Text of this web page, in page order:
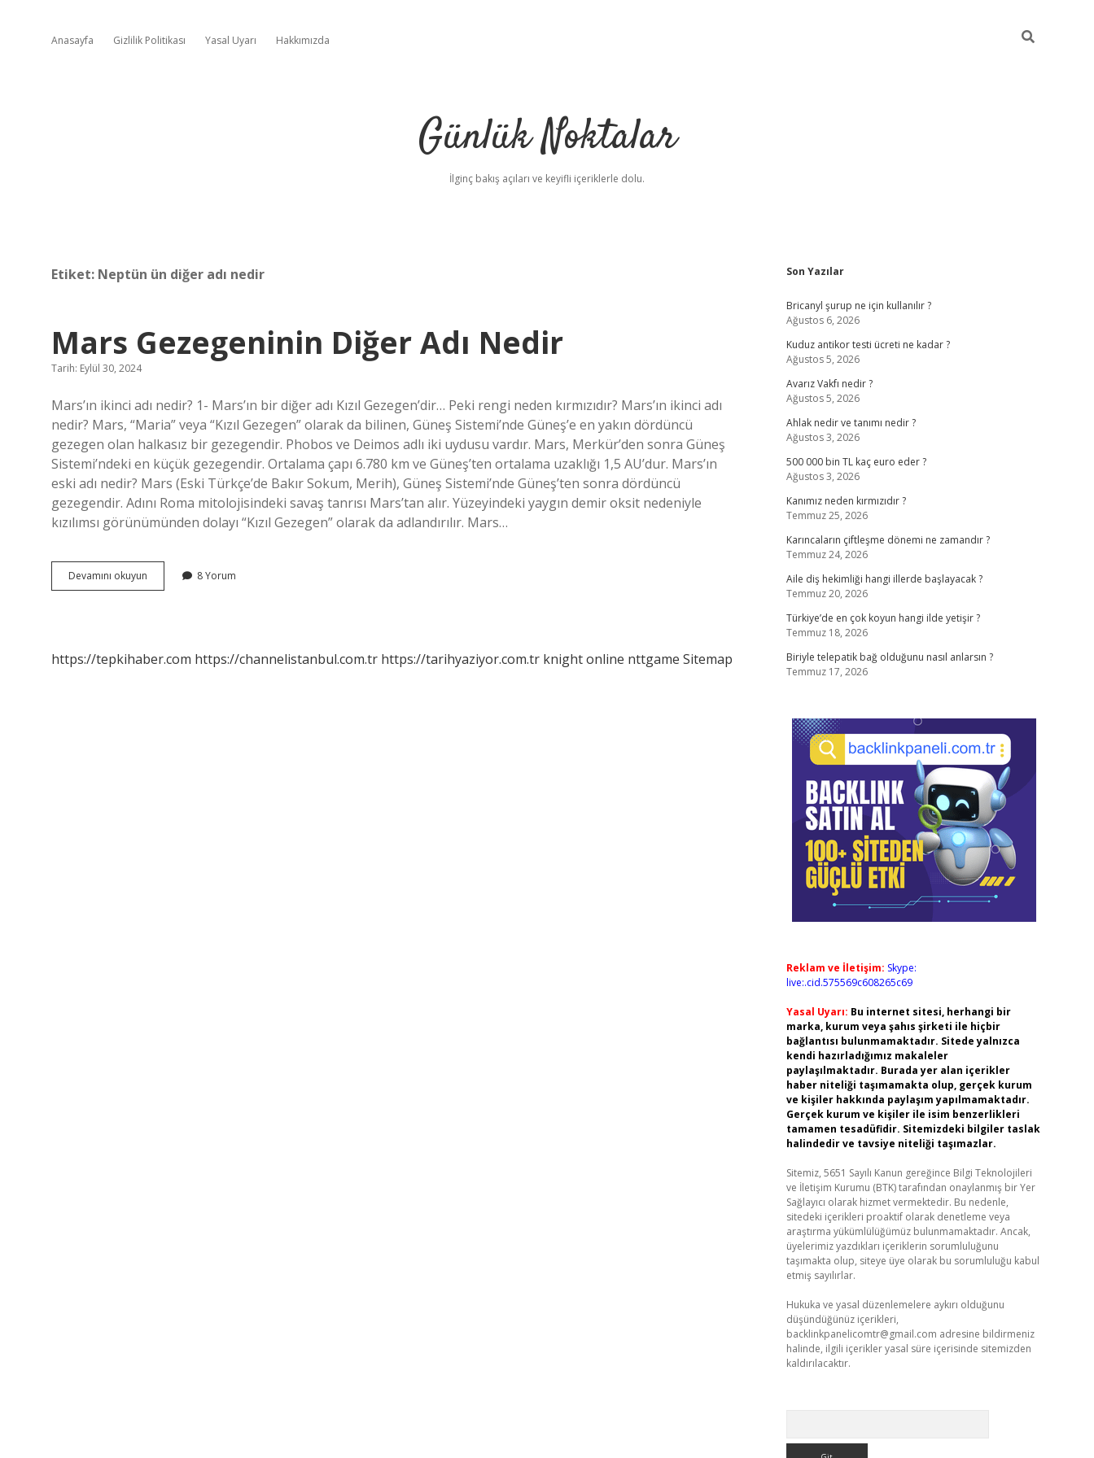
Anasayfa Gizlilik Politikası Yasal Uyarı Hakkımızda
Günlük Noktalar
İlginç bakış açıları ve keyifli içeriklerle dolu.
Etiket: Neptün ün diğer adı nedir
Mars Gezegeninin Diğer Adı Nedir
Tarih: Eylül 30, 2024
Mars’ın ikinci adı nedir? 1- Mars’ın bir diğer adı Kızıl Gezegen’dir… Peki rengi neden kırmızıdır? Mars’ın ikinci adı
nedir? Mars, “Maria” veya “Kızıl Gezegen” olarak da bilinen, Güneş Sistemi’nde Güneş’e en yakın dördüncü
gezegen olan halkasız bir gezegendir. Phobos ve Deimos adlı iki uydusu vardır. Mars, Merkür’den sonra Güneş
Sistemi’ndeki en küçük gezegendir. Ortalama çapı 6.780 km ve Güneş’ten ortalama uzaklığı 1,5 AU’dur. Mars’ın
eski adı nedir? Mars (Eski Türkçe’de Bakır Sokum, Merih), Güneş Sistemi’nde Güneş’ten sonra dördüncü
gezegendir. Adını Roma mitolojisindeki savaş tanrısı Mars’tan alır. Yüzeyindeki yaygın demir oksit nedeniyle
kızılımsı görünümünden dolayı “Kızıl Gezegen” olarak da adlandırılır. Mars…
Devamını okuyun
Gezegeninin
8 Yorum
https://tepkihaber.com https://channelistanbul.com.tr https://tarihyaziyor.com.tr knight online nttgame Sitemap
Sidebar
Son Yazılar
Bricanyl şurup ne için kullanılır ?
Ağustos 6, 2026
Kuduz antikor testi ücreti ne kadar ?
Ağustos 5, 2026
Avarız Vakfı nedir ?
Ağustos 5, 2026
Ahlak nedir ve tanımı nedir ?
Ağustos 3, 2026
500 000 bin TL kaç euro eder ?
Ağustos 3, 2026
Kanımız neden kırmızıdır ?
Temmuz 25, 2026
Karıncaların çiftleşme dönemi ne zamandır ?
Temmuz 24, 2026
Aile diş hekimliği hangi illerde başlayacak ?
Temmuz 20, 2026
Türkiye’de en çok koyun hangi ilde yetişir ?
Temmuz 18, 2026
Biriyle telepatik bağ olduğunu nasıl anlarsın ?
Temmuz 17, 2026
Reklam ve İletişim: Skype:
live:.cid.575569c608265c69
Yasal Uyarı: Bu internet sitesi, herhangi bir
marka, kurum veya şahıs şirketi ile hiçbir
bağlantısı bulunmamaktadır. Sitede yalnızca
kendi hazırladığımız makaleler
paylaşılmaktadır. Burada yer alan içerikler
haber niteliği taşımamakta olup, gerçek kurum
ve kişiler hakkında paylaşım yapılmamaktadır.
Gerçek kurum ve kişiler ile isim benzerlikleri
tamamen tesadüfidir. Sitemizdeki bilgiler taslak
halindedir ve tavsiye niteliği taşımazlar.
Sitemiz, 5651 Sayılı Kanun gereğince Bilgi Teknolojileri
ve İletişim Kurumu (BTK) tarafından onaylanmış bir Yer
Sağlayıcı olarak hizmet vermektedir. Bu nedenle,
sitedeki içerikleri proaktif olarak denetleme veya
araştırma yükümlülüğümüz bulunmamaktadır. Ancak,
üyelerimiz yazdıkları içeriklerin sorumluluğunu
taşımakta olup, siteye üye olarak bu sorumluluğu kabul
etmiş sayılırlar.
Hukuka ve yasal düzenlemelere aykırı olduğunu
düşündüğünüz içerikleri,
backlinkpanelicomtr@gmail.com adresine bildirmeniz
halinde, ilgili içerikler yasal süre içerisinde sitemizden
kaldırılacaktır.
vdcasino güncel giriş